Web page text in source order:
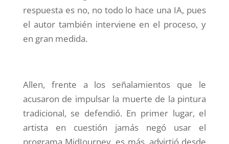
respuesta es no, no todo lo hace una IA, pues
el autor también interviene en el proceso, y
en gran medida.
Allen, frente a los señalamientos que le
acusaron de impulsar la muerte de la pintura
tradicional, se defendió. En primer lugar, el
artista en cuestión jamás negó usar el